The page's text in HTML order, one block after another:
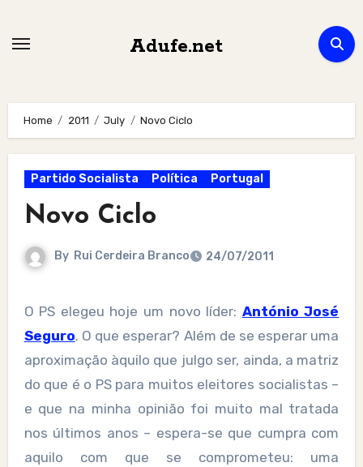
Adufe.net
Home 2011 July Novo Ciclo
Partido Socialista Política Portugal
Novo Ciclo
By Rui Cerdeira Branco 24/07/2011
O PS elegeu hoje um novo líder: António José
Seguro. O que esperar? Além de se esperar uma
aproximação àquilo que julgo ser, ainda, a matriz
do que é o PS para muitos eleitores socialistas –
e que na minha opinião foi muito mal tratada
nos últimos anos – espera-se que cumpra com
aquilo com que se comprometeu: uma